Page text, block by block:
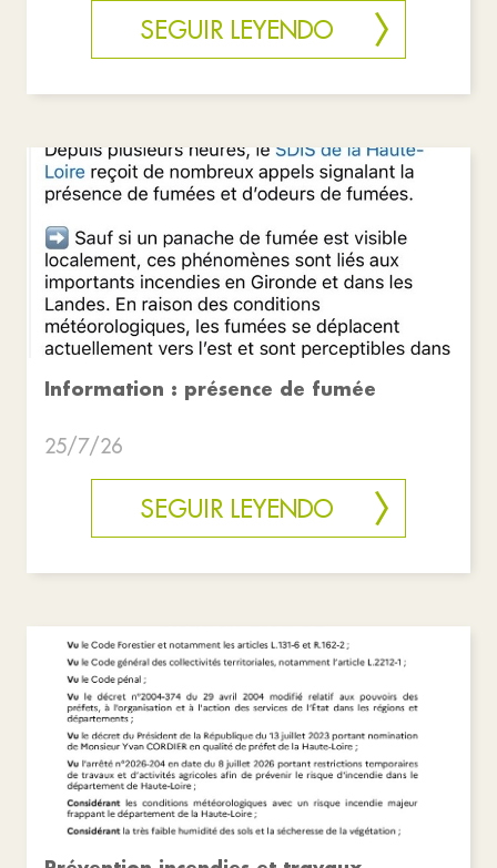
SEGUIR LEYENDO
Information : présence de fumée
25/7/26
SEGUIR LEYENDO